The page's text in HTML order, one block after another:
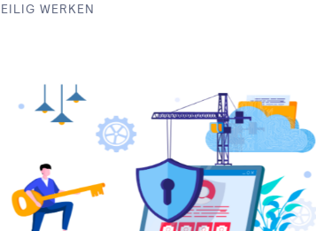
WERKEN